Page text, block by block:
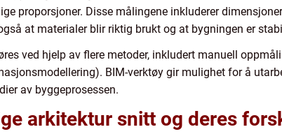
proporsjoner. Disse målingene inkluderer
at materialer blir riktig brukt og at bygningen er
ved hjelp av flere metoder, inkludert manuell
BIM-verktøy gir mulighet for å
av byggeprosessen.
arkitektur snitt og deres